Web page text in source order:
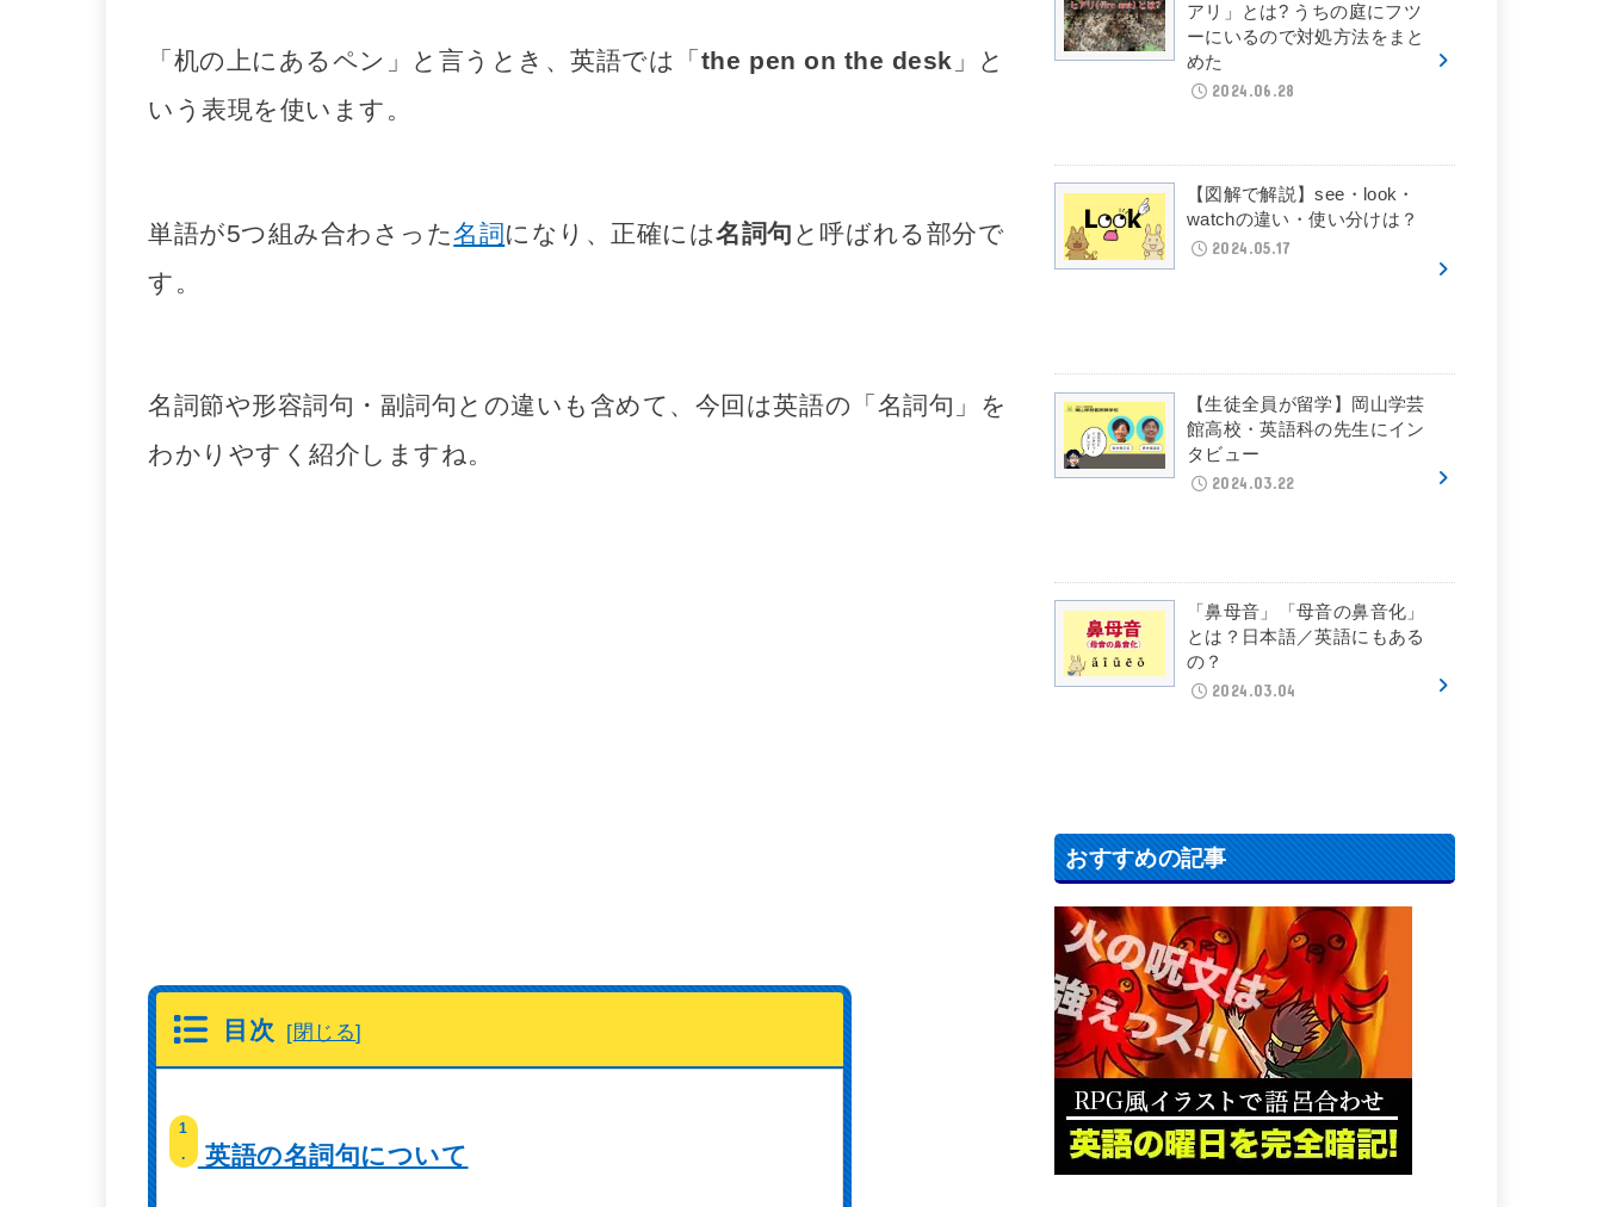
「机の上にあるペン」と言うとき、英語では「 the pen on the desk 」と
いう表現を使います。
単語が5つ組み合わさった名詞になり、正確には名詞句 と呼ばれる部分で
す。
名詞節や形容詞句・副詞句との違いも含めて、今回は英語の「名詞句」を
わかりやすく紹介しますね。
目次 [閉じる]
1
.
英語の名詞句について
アリ」とは? うちの庭にフツ
ーにいるので対処方法をまと
めた
2024.06.28
【図解で解説】see・look・
watchの違い・使い分けは？
2024.05.17
【生徒全員が留学】岡山学芸
館高校・英語科の先生にイン
タビュー
2024.03.22
「鼻母音」「母音の鼻音化」
とは？日本語／英語にもある
の？
2024.03.04
おすすめの記事